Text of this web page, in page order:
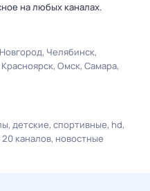
на любых каналах.
Челябинск
Красноярск Омск Самара
детские спортивные hd
20 каналов новостные